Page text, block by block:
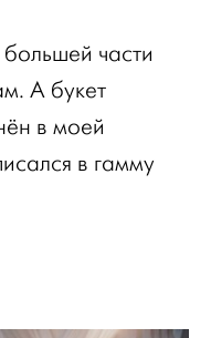
части
А букет
в моей
в гамму